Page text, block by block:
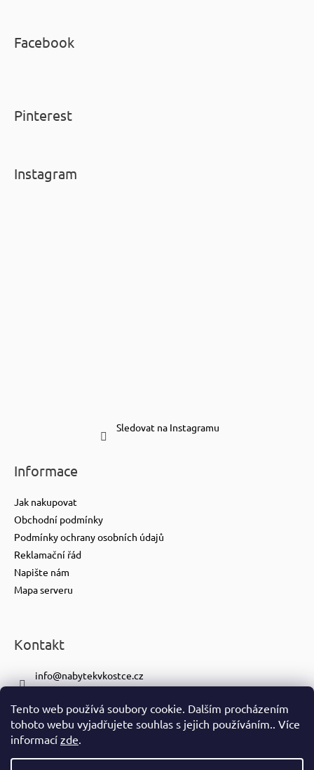
Tento web používá soubory cookie. Dalším procházením
tohoto webu vyjadřujete souhlas s jejich používáním.. Více
informací zde.
Facebook
Pinterest
Instagram
Sledovat na Instagramu
Informace
Jak nakupovat
Obchodní podmínky
Podmínky ochrany osobních údajů
Reklamační řád
Napište nám
Mapa serveru
Kontakt
info@nabytekvkostce.cz
+420 601 116 371
https://www.facebook.com/nabytekvkostce.cz/
nabytek_v_kostce